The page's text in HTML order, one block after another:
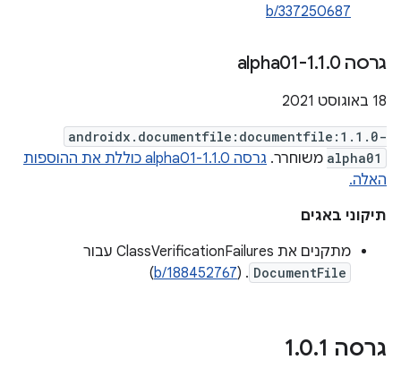
b/337250687
גרסה 1 .1.0-alpha01
18 באוגוסט 2021
androidx.documentfile:documentfile:1.1.0-
alpha01 משוחרר.
גרסה 1.1.0-alpha01 כוללת את ההוספות
האלה.
תיקוני באגים
מתקנים את ClassVerificationFailures עבור
DocumentFile
. (
b/188452767
)
גרסה 1 .0.1